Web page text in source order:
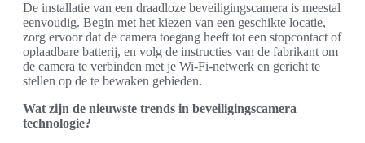
De installatie van een draadloze beveiligingscamera is meestal
eenvoudig. Begin met het kiezen van een geschikte locatie,
zorg ervoor dat de camera toegang heeft tot een stopcontact of
oplaadbare batterij, en volg de instructies van de fabrikant om
de camera te verbinden met je Wi-Fi-netwerk en gericht te
stellen op de te bewaken gebieden.
Wat zijn de nieuwste trends in beveiligingscamera
technologie?